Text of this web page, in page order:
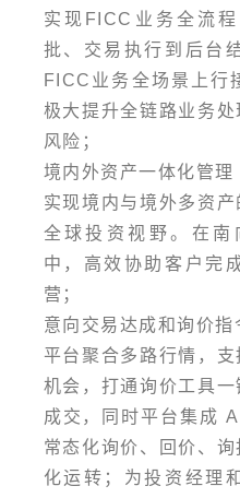
实现FICC业务全流
批、交易执行到后台
FICC业务全场景上行
极大提升全链路业务
风险；
境内外资产一体化管理
实现境内与境外多资
全球投资视野。在南
中，高效协助客户完
营；
意向交易达成和询价指
平台聚合多路行情，
机会，打通询价工具
成交，同时平台集成
常态化询价、回价、
化运转；为投资经理